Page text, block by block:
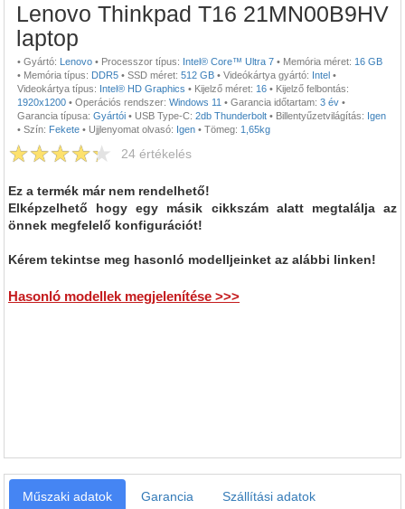
Lenovo Thinkpad T16 21MN00B9HV
laptop
• Gyártó: Lenovo • Processzor típus: Intel® Core™ Ultra 7 • Memória méret: 16 GB
• Memória típus: DDR5 • SSD méret: 512 GB • Videókártya gyártó: Intel •
Videokártya típus: Intel® HD Graphics • Kijelző méret: 16 • Kijelző felbontás:
1920x1200 • Operációs rendszer: Windows 11 • Garancia időtartam: 3 év •
Garancia típusa: Gyártói • USB Type-C: 2db Thunderbolt • Billentyűzetvilágítás: Igen
• Szín: Fekete • Ujjlenyomat olvasó: Igen • Tömeg: 1,65kg
24 értékelés
Ez a termék már nem rendelhető!
Elképzelhető hogy egy másik cikkszám alatt megtalálja az
önnek megfelelő konfigurációt!
Kérem tekintse meg hasonló modelljeinket az alábbi linken!
Hasonló modellek megjelenítése >>>
Műszaki adatok Garancia Szállítási adatok